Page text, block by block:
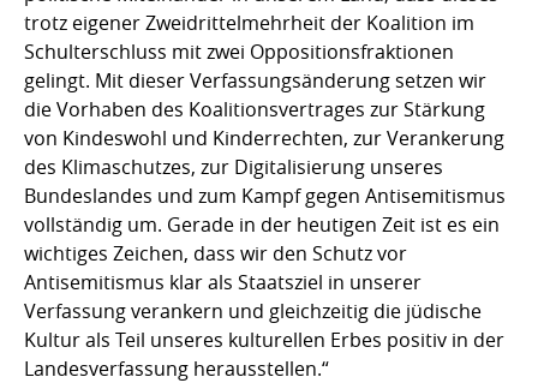
trotz eigener Zweidrittelmehrheit der Koalition im
Schulterschluss mit zwei Oppositionsfraktionen
gelingt. Mit dieser Verfassungsänderung setzen wir
die Vorhaben des Koalitionsvertrages zur Stärkung
von Kindeswohl und Kinderrechten, zur Verankerung
des Klimaschutzes, zur Digitalisierung unseres
Bundeslandes und zum Kampf gegen Antisemitismus
vollständig um. Gerade in der heutigen Zeit ist es ein
wichtiges Zeichen, dass wir den Schutz vor
Antisemitismus klar als Staatsziel in unserer
Verfassung verankern und gleichzeitig die jüdische
Kultur als Teil unseres kulturellen Erbes positiv in der
Landesverfassung herausstellen.“